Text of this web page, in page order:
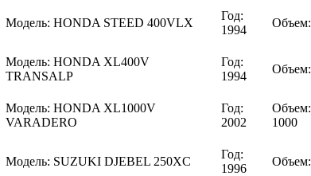
Модель: HONDA STEED 400VLX
Год:
1994
Объем:
Модель: HONDA XL400V
TRANSALP
Год:
1994
Объем:
Модель: HONDA XL1000V
VARADERO
Год:
2002
Объем:
1000
Модель: SUZUKI DJEBEL 250XC
Год:
1996
Объем: